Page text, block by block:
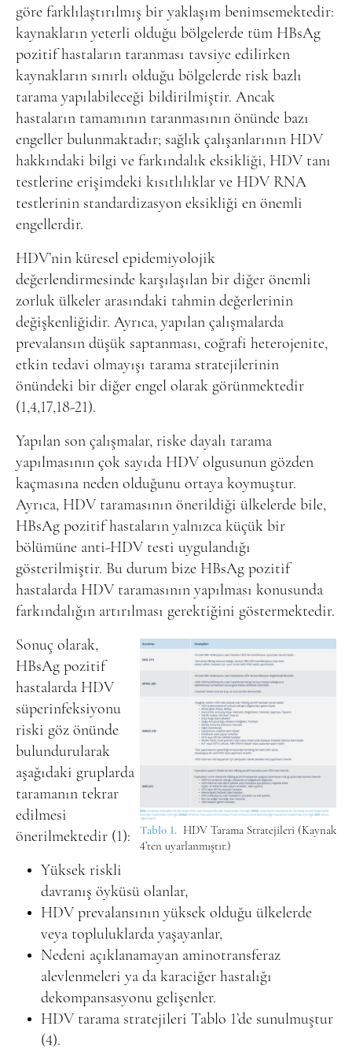
göre farklılaştırılmış bir yaklaşım benimsemektedir:
kaynakların yeterli olduğu bölgelerde tüm HBsAg
pozitif hastaların taranması tavsiye edilirken
kaynakların sınırlı olduğu bölgelerde risk bazlı
tarama yapılabileceği bildirilmiştir. Ancak
hastaların tamamının taranmasının önünde bazı
engeller bulunmaktadır; sağlık çalışanlarının HDV
hakkındaki bilgi ve farkındalık eksikliği, HDV tanı
testlerine erişimdeki kısıtlılıklar ve HDV RNA
testlerinin standardizasyon eksikliği en önemli
engellerdir.
HDV’nin küresel epidemiyolojik
değerlendirmesinde karşılaşılan bir diğer önemli
zorluk ülkeler arasındaki tahmin değerlerinin
değişkenliğidir. Ayrıca, yapılan çalışmalarda
prevalansın düşük saptanması, coğrafi heterojenite,
etkin tedavi olmayışı tarama stratejilerinin
önündeki bir diğer engel olarak görünmektedir
(1,4,17,18-21).
Yapılan son çalışmalar, riske dayalı tarama
yapılmasının çok sayıda HDV olgusunun gözden
kaçmasına neden olduğunu ortaya koymuştur.
Ayrıca, HDV taramasının önerildiği ülkelerde bile,
HBsAg pozitif hastaların yalnızca küçük bir
bölümüne anti-HDV testi uygulandığı
gösterilmiştir. Bu durum bize HBsAg pozitif
hastalarda HDV taramasının yapılması konusunda
farkındalığın artırılması gerektiğini göstermektedir.
Tablo 1. HDV Tarama Stratejileri (Kaynak
4’ten uyarlanmıştır.)
Sonuç olarak,
HBsAg pozitif
hastalarda HDV
süperinfeksiyonu
riski göz önünde
bulundurularak
aşağıdaki gruplarda
taramanın tekrar
edilmesi
önerilmektedir (1):
Yüksek riskli
davranış öyküsü olanlar,
HDV prevalansının yüksek olduğu ülkelerde
veya topluluklarda yaşayanlar,
Nedeni açıklanamayan aminotransferaz
alevlenmeleri ya da karaciğer hastalığı
dekompansasyonu gelişenler.
HDV tarama stratejileri Tablo 1’de sunulmuştur
(4).